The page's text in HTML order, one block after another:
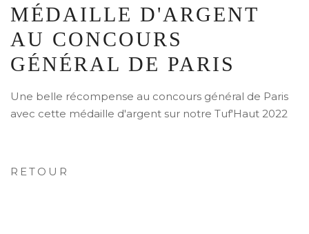
MÉDAILLE D'ARGENT
AU CONCOURS
GÉNÉRAL DE PARIS
Une belle récompense au concours général de Paris
avec cette médaille d'argent sur notre Tuf'Haut 2022
RETOUR